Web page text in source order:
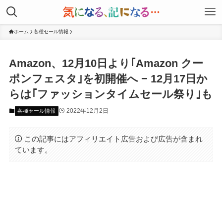
ホーム 各種セール情報
Amazon、12月10日より｢Amazon クー
ポンフェスタ｣を初開催へ − 12月17日か
らは｢ファッションタイムセール祭り｣も
各種セール情報 2022年12月2日
この記事にはアフィリエイト広告および広告が含まれ
ています。